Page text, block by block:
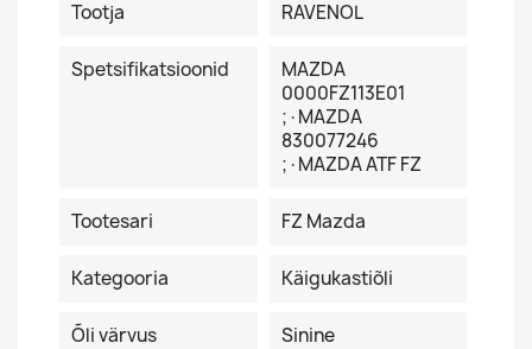
Tootja RAVENOL
Spetsifikatsioonid
MAZDA
0000FZ113E01
;·MAZDA
830077246
;·MAZDA ATF FZ
Tootesari FZ Mazda
Kategooria Käigukastiõli
Õli värvus Sinine